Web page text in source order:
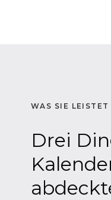
WAS SIE LEISTET
Drei